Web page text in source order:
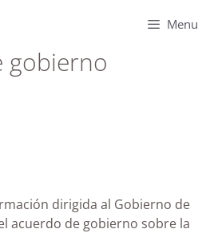
Menu
gobierno
dirigida al Gobierno de
acuerdo de gobierno sobre la